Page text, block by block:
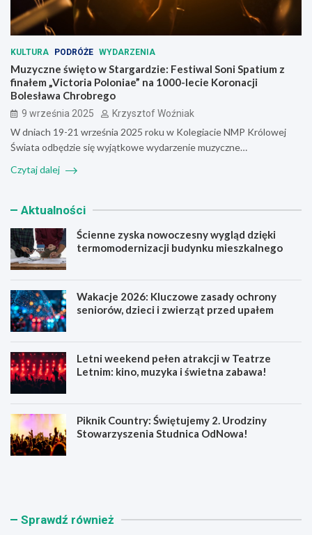
KULTURA PODRÓŻE WYDARZENIA
Muzyczne święto w Stargardzie: Festiwal Soni Spatium z
finałem „Victoria Poloniae” na 1000-lecie Koronacji
Bolesława Chrobrego
9 września 2025 Krzysztof Woźniak
W dniach 19-21 września 2025 roku w Kolegiacie NMP Królowej
Świata odbędzie się wyjątkowe wydarzenie muzyczne…
Czytaj dalej
Aktualności
Ścienne zyska nowoczesny wygląd dzięki
termomodernizacji budynku mieszkalnego
Wakacje 2026: Kluczowe zasady ochrony
seniorów, dzieci i zwierząt przed upałem
Letni weekend pełen atrakcji w Teatrze
Letnim: kino, muzyka i świetna zabawa!
Piknik Country: Świętujemy 2. Urodziny
Stowarzyszenia Studnica OdNowa!
Ś
n
W
j
Sprawdź również